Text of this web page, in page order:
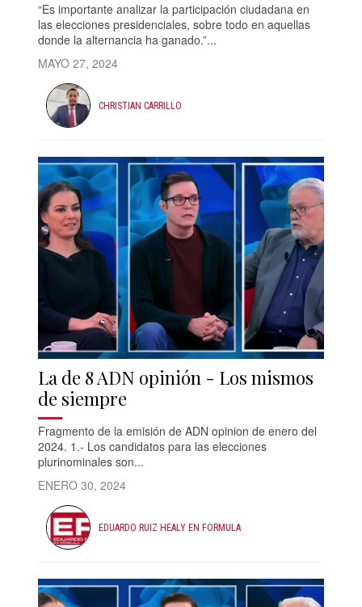
“Es importante analizar la participación ciudadana en
las elecciones presidenciales, sobre todo en aquellas
donde la alternancia ha ganado.”...
MAYO 27, 2024
CHRISTIAN CARRILLO
La de 8 ADN opinión - Los mismos
de siempre
Fragmento de la emisión de ADN opinion de enero del
2024. 1.- Los candidatos para las elecciones
plurinominales son...
ENERO 30, 2024
EDUARDO RUIZ HEALY EN FORMULA